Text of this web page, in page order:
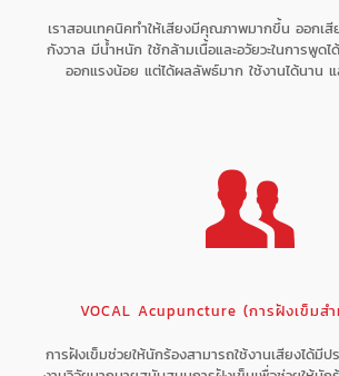
เราสอนเทคนิคทำให้เสียงมีคุณภาพมากขึ้น ออกเ
กังวาล มีน้ำหนัก ใช้กล้ามเนื้อและอวัยวะในการพูด
ออกแรงน้อย แต่ได้ผลลัพธ์มาก ใช้งานได้นาน แ
VOCAL Acupuncture (การฝังเข็มส
การฝังเข็มช่วยให้นักร้องสามารถใช้งานเสียงได้มี